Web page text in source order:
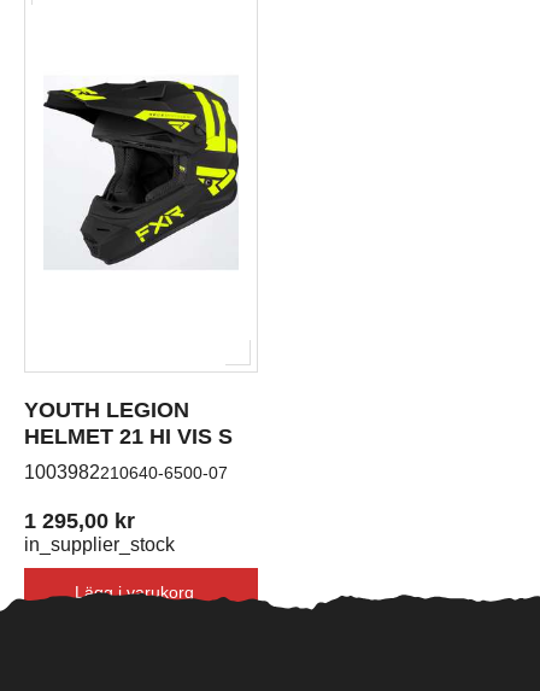
YOUTH LEGION
HELMET 21 HI VIS S
1003982210640-6500-07
1 295,00 kr
in_supplier_stock
Lägg i varukorg